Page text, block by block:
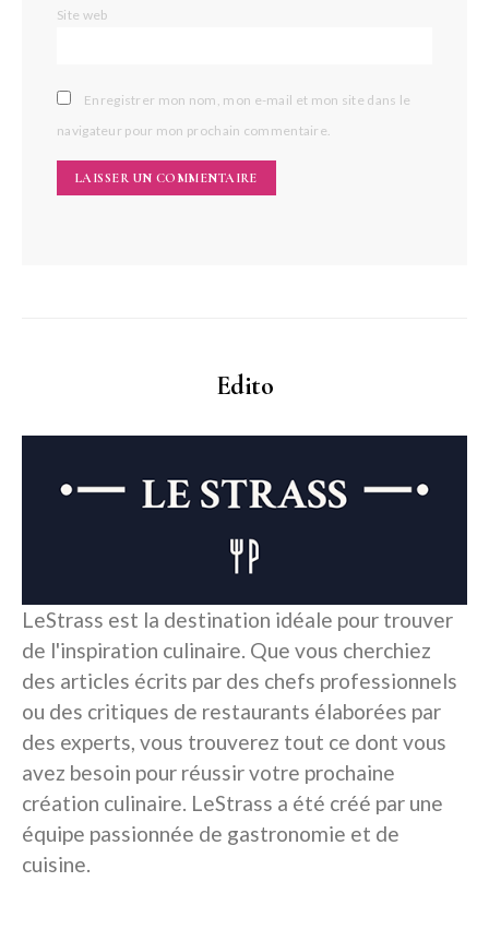
Site web
Enregistrer mon nom, mon e-mail et mon site dans le
navigateur pour mon prochain commentaire.
Edito
LeStrass est la destination idéale pour trouver
de l'inspiration culinaire. Que vous cherchiez
des articles écrits par des chefs professionnels
ou des critiques de restaurants élaborées par
des experts, vous trouverez tout ce dont vous
avez besoin pour réussir votre prochaine
création culinaire. LeStrass a été créé par une
équipe passionnée de gastronomie et de
cuisine.